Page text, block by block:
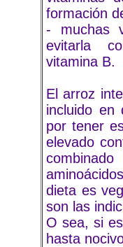
formación
- muchas
evitarla
vitamina B.
El arroz
incluido en
por tener
elevado
dieta es
son las
O sea, si
hasta